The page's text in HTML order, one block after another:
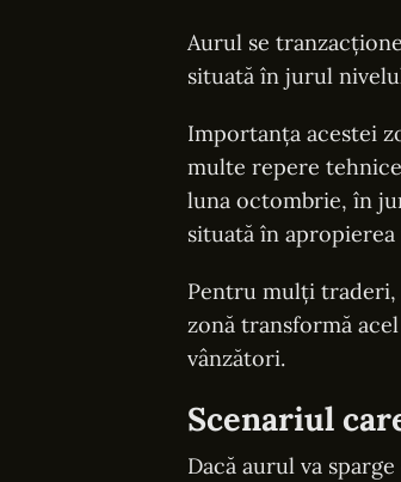
Aurul se
situată în jurul
Importanța acestei
multe repere
luna octombrie, în
situată în
Pentru mulți
zonă transformă
vânzători.
Scenariul
Dacă aurul va